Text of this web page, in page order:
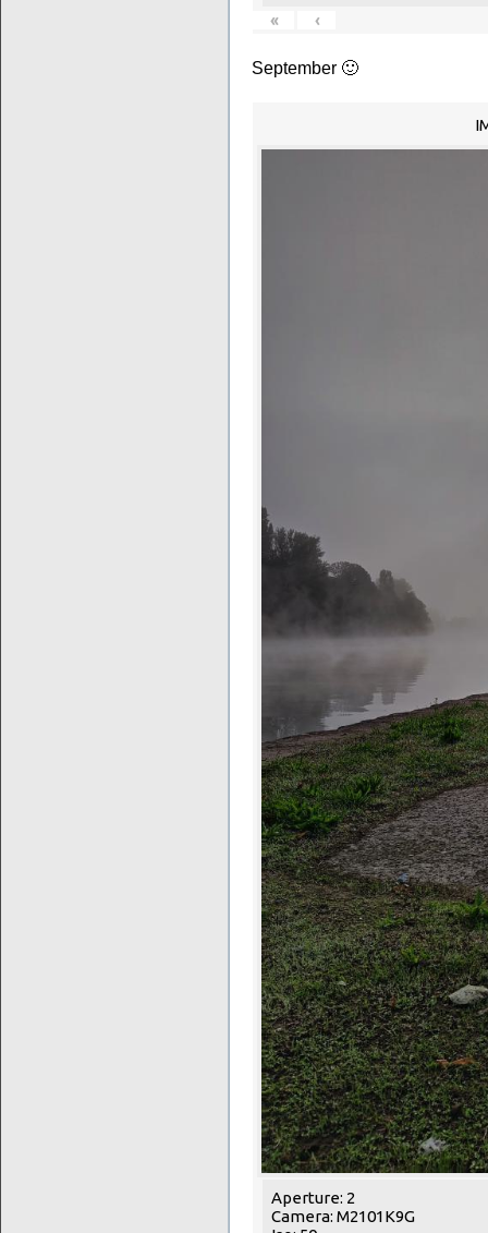
«
‹
September 🙂
Aperture: 2
Camera: M2101K9G